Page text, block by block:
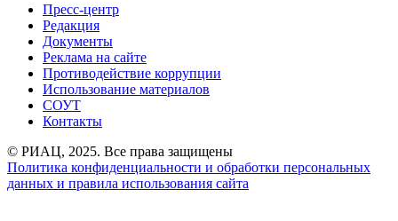
Пресс-центр
Редакция
Документы
Реклама на сайте
Противодействие коррупции
Использование материалов
СОУТ
Контакты
© РИАЦ, 2025. Все права защищены
Политика конфиденциальности и обработки персональных
данных и правила использования сайта